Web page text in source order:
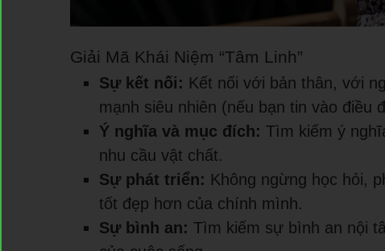
Giải Mã Khái Niệm “Tâm Linh”
Sự kết nối: Kết nối với bản thân, với
mạnh siêu nhiên (nếu bạn tin vào điều
Ý nghĩa và mục đích: Tìm kiếm ý
nhu cầu vật chất.
Sự phát triển: Không ngừng học hỏi,
tốt đẹp hơn của chính mình.
Sự bình an: Tìm kiếm sự bình an nội